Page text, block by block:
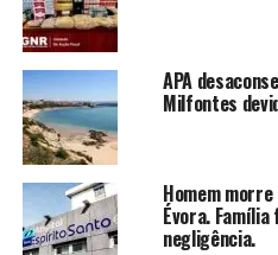
APA
Milfontes
Homem
Évora. Família
negligência.